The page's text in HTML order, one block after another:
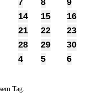
Veranstaltung
7
Veranstaltung
8
9
1
Veranstaltung
14
1
Veranstaltung
15
1
16
1
Veranstaltung
21
1
Veranstaltung
22
1
23
1
Veranstaltung
28
1
Veranstaltung
29
1
30
1
4
1
5
1
6
Tag.